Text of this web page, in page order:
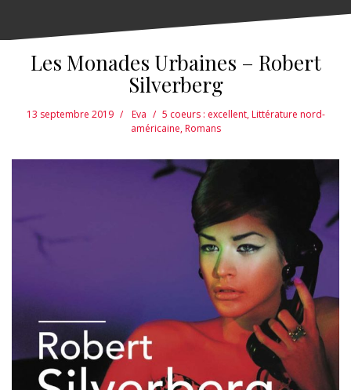
Les Monades Urbaines – Robert
Silverberg
13 septembre 2019 Eva 5 coeurs : excellent,Littérature nord-
américaine,Romans